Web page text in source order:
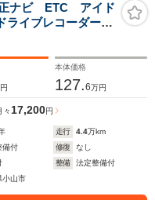
ナビ ETC アイド
ライブレコーダー
装置 PWウィンド
本体価格
127.6万円
々 17,200円
走行 4.4万km
備付 修復
なし
整備
法定整備付
小山市